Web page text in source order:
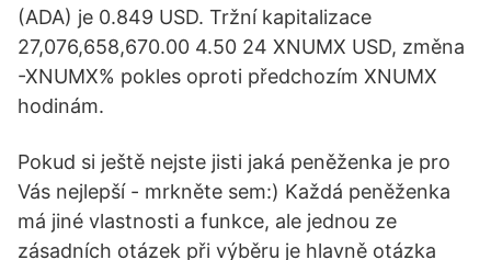
(ADA) je 0.849 USD. Tržní kapitalizace
27,076,658,670.00 4.50 24 XNUMX USD, změna
-XNUMX% pokles oproti předchozím XNUMX
hodinám.
Pokud si ještě nejste jisti jaká peněženka je pro
Vás nejlepší - mrkněte sem:) Každá peněženka
má jiné vlastnosti a funkce, ale jednou ze
zásadních otázek při výběru je hlavně otázka